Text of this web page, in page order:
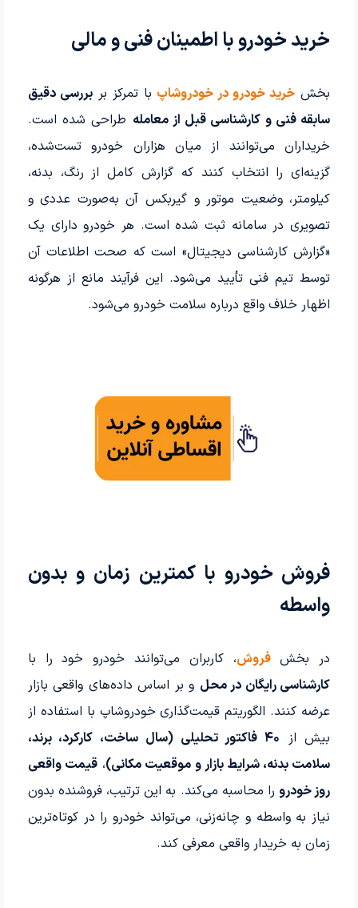
خرید خودرو با اطمینان فنی و مالی
بخش خرید خودرو در خودروشاپ با تمرکز بربررسی دقیق
سابقه فنی و کارشناسی قبل از معامله طراحی شده است.
خریداران می‌توانند از میان هزاران خودرو تست‌شده،
گزینه‌ای را انتخاب کنند که گزارش کامل از رنگ، بدنه،
کیلومتر، وضعیت موتور و گیربکس آن به‌صورت عددی و
تصویری در سامانه ثبت شده است. هر خودرو دارای یک
«گزارش کارشناسی دیجیتال» است که صحت اطلاعات آن
توسط تیم فنی تأیید می‌شود. این فرآیند مانع از هرگونه
اظهار خلاف واقع درباره سلامت خودرو می‌شود.
فروش خودرو با کمترین زمان و بدون
واسطه
در بخشفروش، کاربران می‌توانند خودرو خود را با
کارشناسی رایگان در محل و بر اساس داده‌های واقعی بازار
عرضه کنند. الگوریتم قیمت‌گذاری خودروشاپ با استفاده از
بیش از
۴۰ فاکتور تحلیلی (سال ساخت، کارکرد، برند،
سلامت بدنه، شرایط بازار و موقعیت مکانی)،قیمت واقعی
روز خودرو را محاسبه می‌کند. به این ترتیب، فروشنده بدون
نیاز به واسطه و چانه‌زنی، می‌تواند خودرو را در کوتاه‌ترین
زمان به خریدار واقعی معرفی کند.